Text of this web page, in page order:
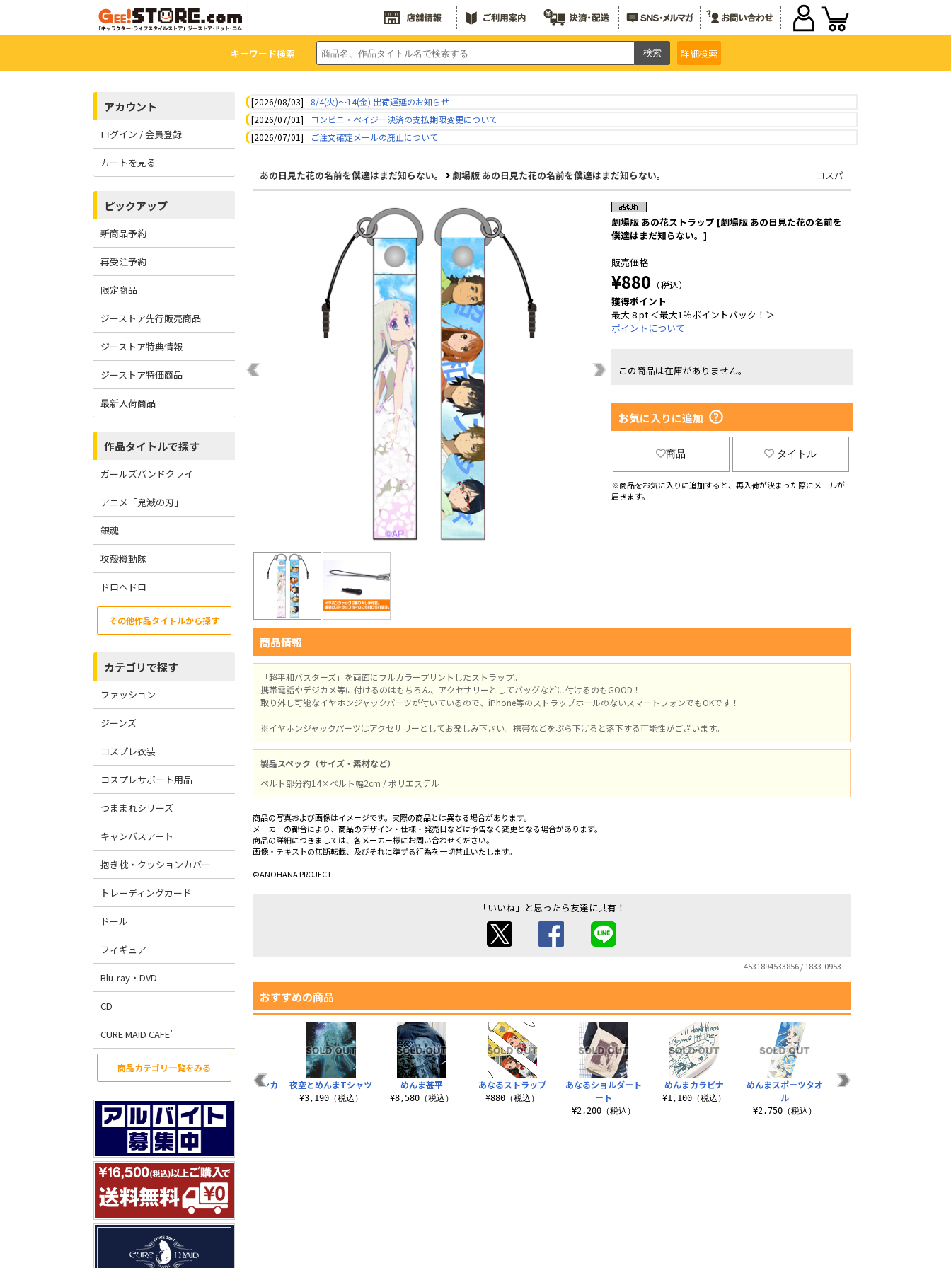
キーワード検索 詳細検索
アカウント
ログイン / 会員登録
カートを見る
ピックアップ
新商品予約
再受注予約
限定商品
ジーストア先行販売商品
ジーストア特典情報
ジーストア特価商品
最新入荷商品
作品タイトルで探す
ガールズバンドクライ
アニメ「鬼滅の刃」
銀魂
攻殻機動隊
ドロヘドロ
その他作品タイトルから探す
カテゴリで探す
ファッション
ジーンズ
コスプレ衣装
コスプレサポート用品
つままれシリーズ
キャンバスアート
抱き枕・クッションカバー
トレーディングカード
ドール
フィギュア
Blu-ray・DVD
CD
CURE MAID CAFE’
商品カテゴリ一覧をみる
[2026/08/03]
8/4(火)～14(金) 出荷遅延のお知らせ
[2026/07/01]
コンビニ・ペイジー決済の支払期限変更について
[2026/07/01]
ご注文確定メールの廃止について
あの日見た花の名前を僕達はまだ知らない。 劇場版 あの日見た花の名前を僕達はまだ知らない。 コスパ
劇場版 あの花ストラップ [劇場版 あの日見た花の名前を
僕達はまだ知らない。]
販売価格
¥880 （税込）
獲得ポイント
最大 8 pt ＜最大1％ポイントバック！＞
ポイントについて
この商品は在庫がありません。
お気に入りに追加
商品 タイトル
※商品をお気に入りに追加すると、再入荷が決まった際にメールが
届きます。
商品情報
「超平和バスターズ」を両面にフルカラープリントしたストラップ。
携帯電話やデジカメ等に付けるのはもちろん、アクセサリーとしてバッグなどに付けるのもGOOD！
取り外し可能なイヤホンジャックパーツが付いているので、iPhone等のストラップホールのないスマートフォンでもOKです！
※イヤホンジャックパーツはアクセサリーとしてお楽しみ下さい。携帯などをぶら下げると落下する可能性がございます。
製品スペック（サイズ・素材など）
ベルト部分約14×ベルト幅2cm / ポリエステル
商品の写真および画像はイメージです。実際の商品とは異なる場合があります。
メーカーの都合により、商品のデザイン・仕様・発売日などは予告なく変更となる場合があります。
商品の詳細につきましては、各メーカー様にお問い合わせください。
画像・テキストの無断転載、及びそれに準ずる行為を一切禁止いたします。
©ANOHANA PROJECT
「いいね」と思ったら友達に共有！
4531894533856 / 1833-0953
おすすめの商品
あなるストラップ
¥880（税込）
あなるショルダート
ート
¥2,200（税込）
めんまカラビナ
¥1,100（税込）
めんまスポーツタオ
ル
¥2,750（税込）
劇場版 あの花 メッセ
めんまショルダート
ート
¥2,200（税込）
めんまクッションカ
バー
¥2,750（税込）
夜空とめんまTシャツ
¥3,190（税込）
めんま甚平
¥8,580（税込）